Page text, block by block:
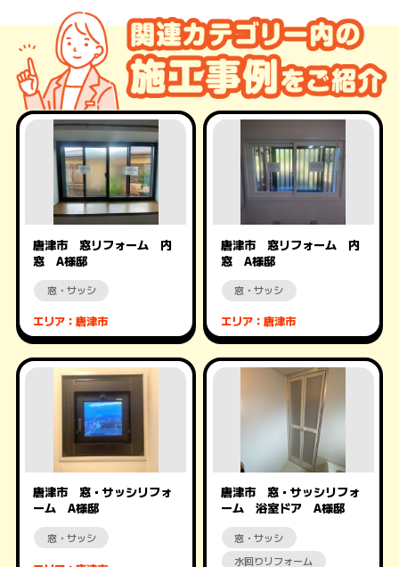
唐津市 窓リフォーム 内
窓 A様邸
窓・サッシ
エリア：唐津市
唐津市 窓リフォーム 内
窓 A様邸
窓・サッシ
エリア：唐津市
唐津市 窓・サッシリフォ
ーム A様邸
窓・サッシ
唐津市 窓・サッシリフォ
ーム 浴室ドア A様邸
窓・サッシ
水回りリフォーム